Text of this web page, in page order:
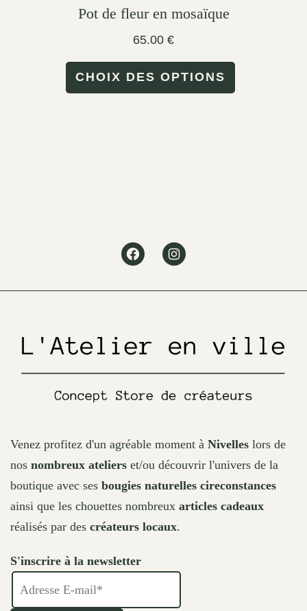
Pot de fleur en mosaïque
65.00 €
CHOIX DES OPTIONS
product
page
FacebookInstagram
Venez profitez d'un agréable moment à Nivelles lors de
nos nombreux ateliers et/ou découvrir l'univers de la
boutique avec ses bougies naturelles cireconstances
ainsi que les chouettes nombreux articles cadeaux
réalisés par des créateurs locaux.
S'inscrire à la newsletter